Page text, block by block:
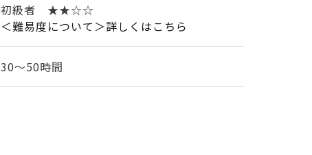
初級者 ★★☆☆
＜難易度について＞詳しくはこちら
30～50時間